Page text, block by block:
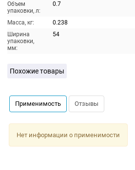
Объем
упаковки, л:
0.7
Масса, кг:
0.238
Ширина
упаковки,
мм:
54
Похожие товары
Применимость Отзывы
Нет информации о применимости